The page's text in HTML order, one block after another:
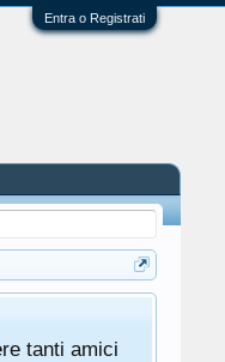
Entra o Registrati
tanti amici